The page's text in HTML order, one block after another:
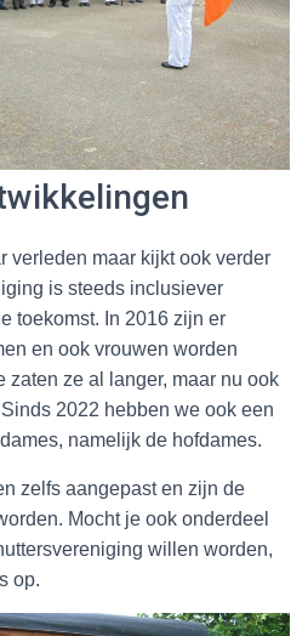
verleden maar kijkt ook verder
is steeds inclusiever
toekomst. In 2016 zijn er
en ook vrouwen worden
zaten ze al langer, maar nu ook
2022 hebben we ook een
namelijk de hofdames.
zelfs aangepast en zijn de
Mocht je ook onderdeel
willen worden,
op.